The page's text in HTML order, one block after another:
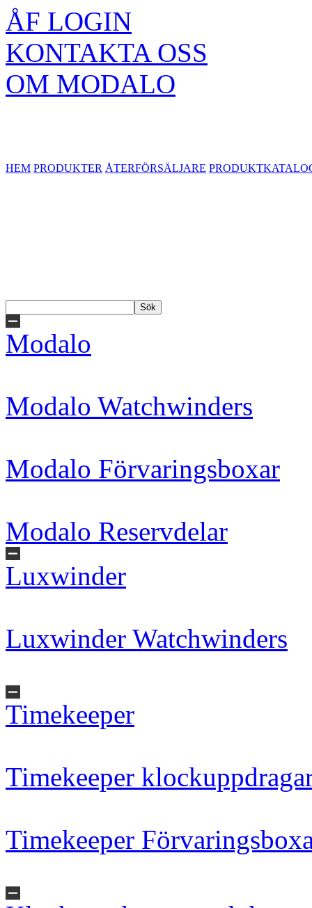
ÅF LOGIN
KONTAKTA OSS
OM MODALO
HEM PRODUKTER ÅTERFÖRSÄLJARE
Modalo
Modalo Watchwinders
Modalo Förvaringsboxar
Modalo Reservdelar
Luxwinder
Luxwinder Watchwinders
Timekeeper
Timekeeper
Timekeeper